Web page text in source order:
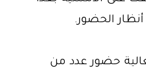
الحضور.
حضور عدد من